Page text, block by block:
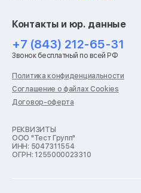
Ремонт роботов-пылесосов
Ремонт холодильников
Ремонт стиральных машин
Ремонт пылесосов
Ремонт варочных панелей
Ремонт духовых шкафов
Ремонт кондиционеров
Ремонт кухонных комбайнов
Ремонт морозильных камер
Ремонт отпаривателей
Ремонт плоттеров
Контакты и юр. данные
+7 (843) 212-65-31
Звонок бесплатный по всей РФ
Политика конфиденциальности
Соглашение о файлах Cookies
Договор-оферта
РЕКВИЗИТЫ
ООО "Тест Групп"
ИНН: 5047311554
ОГРН: 1255000023310